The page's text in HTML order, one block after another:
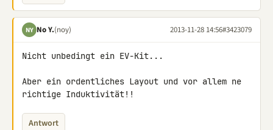
NY No Y.(noy) 2013-11-28 14:56#3423079
Nicht unbedingt ein EV-Kit...
Aber ein ordentliches Layout und vor allem ne
richtige Induktivität!!
Antwort